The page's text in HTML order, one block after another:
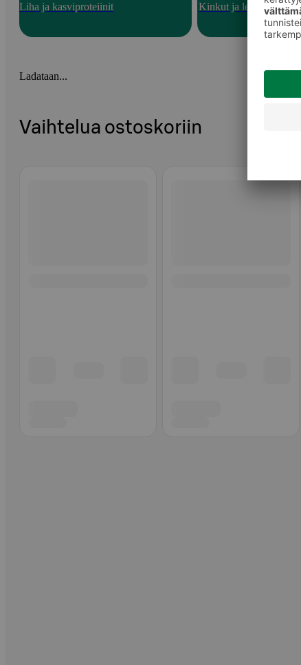
Liha ja kasviproteiinit Kinkut ja leikkeleet
Ladataan...
Vaihtelua ostoskoriin